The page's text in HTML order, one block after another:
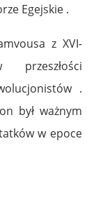
Egejskie .
z XVI-
.
był ważnym
w epoce